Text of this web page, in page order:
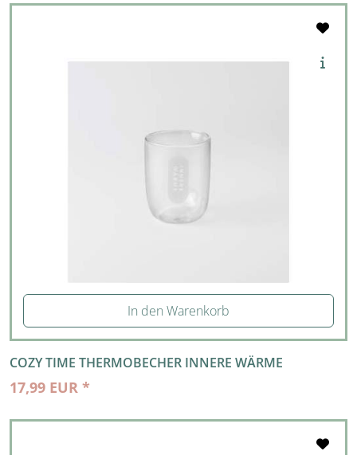
In den Warenkorb
COZY TIME THERMOBECHER INNERE WÄRME
17,99 EUR *